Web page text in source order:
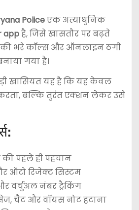
Policeएक अत्याधुनिक
appहै, जिसे खासतौर पर बढ़ते
भरे कॉल्स और ऑनलाइन ठगी
गया है।
खासियत यह है कि यह केवल
बल्कि तुरंत एक्शन लेकर उसे
पहले ही पहचान
ऑटो रिजेक्ट सिस्टम
वर्चुअल नंबर ट्रैकिंग
चैट और वॉयस नोट हटाना